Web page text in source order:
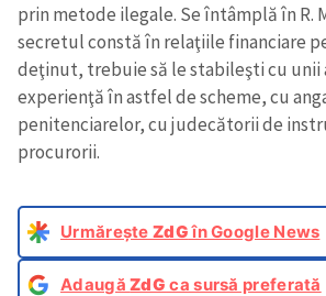
prin metode ilegale. Se întâmplă în R.
secretul constă în relaţiile financiare
deţinut, trebuie să le stabileşti cu unii
experienţă în astfel de scheme, cu
penitenciarelor, cu judecătorii de
procurorii.
Urmărește ZdGîn Google News
AdaugăZdG ca sursă preferată